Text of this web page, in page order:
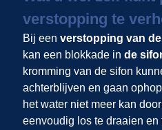
verstopping te
Bij een verstopping van de
kan een blokkade in de
kromming van de sifon
achterblijven en gaan
het water niet meer kan
eenvoudig los te draaien